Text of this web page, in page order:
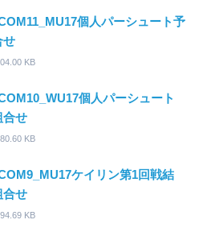
個人パーシュート予
せ
KB
個人パーシュート
合せ
KB
ケイリン第1回戦結
合せ
KB